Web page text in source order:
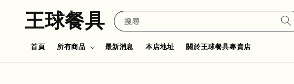
王球餐具 搜尋
首頁 所有商品 最新消息 本店地址 關於王球餐具專賣店